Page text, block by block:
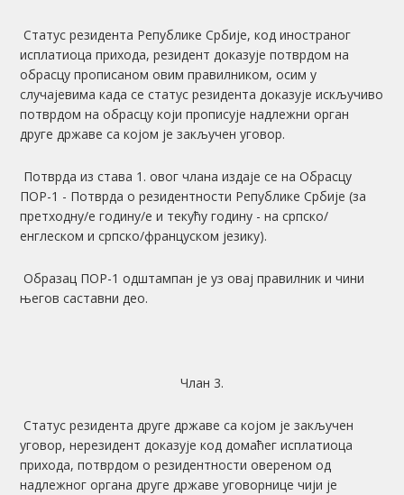
Статус резидента Републике Србије, код иностраног
исплатиоца прихода, резидент доказује потврдом на
обрасцу прописаном овим правилником, осим у
случајевима када се статус резидента доказује искључиво
потврдом на обрасцу који прописује надлежни орган
друге државе са којом је закључен уговор.
Потврда из става 1. овог члана издаје се на Обрасцу
ПОР-1 - Потврда о резидентности Републике Србије (за
претходну/е годину/е и текућу годину - на српско/
енглеском и српско/француском језику).
Образац ПОР-1 одштампан је уз овај правилник и чини
његов саставни део.
Члан 3.
Статус резидента друге државе са којом је закључен
уговор, нерезидент доказује код домаћег исплатиоца
прихода, потврдом о резидентности овереном од
надлежног органа друге државе уговорнице чији је